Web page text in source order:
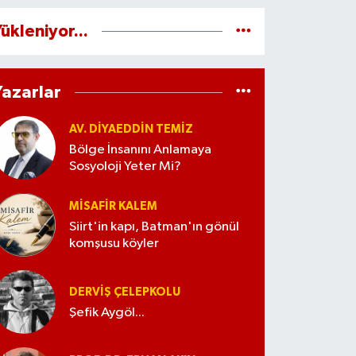
AV. DIYAEDDIN TEMIZ
Bölge İnsanını Anlamaya
Sosyoloji Yeter Mi?
MISAFIR KALEM
Siirt'in kapı, Batman'ın gönül
komşusu köyler
DERVIŞ ÇELEPKOLU
Şefik Aygöl...